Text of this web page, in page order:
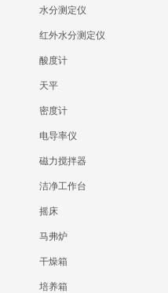
水分测定仪
红外水分测定仪
酸度计
天平
密度计
电导率仪
磁力搅拌器
洁净工作台
摇床
马弗炉
干燥箱
培养箱